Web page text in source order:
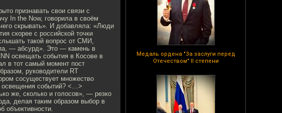
Медаль ордена "За заслуги перед
Отечеством" II степени
признавать свои связи с
In the Now, говорила в своём
скрывать». И добавляла: «Люди
скорее с российской точки
такой вопрос от СМИ,
— абсурд». Это — камень в
освещать события в Косове в
в тот самый момент пост
руководители RT
сосуществует множество
освещения событий? <…>
же, сколько и голосов», — резко
делая таким образом выбор в
объективности.